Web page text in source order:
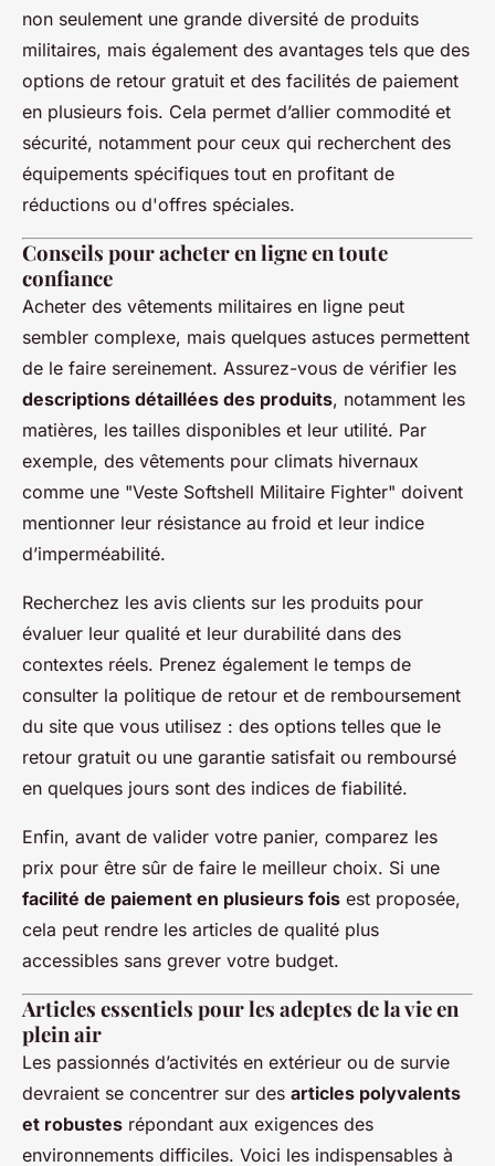
non seulement une grande diversité de produits
militaires, mais également des avantages tels que des
options de retour gratuit et des facilités de paiement
en plusieurs fois. Cela permet d’allier commodité et
sécurité, notamment pour ceux qui recherchent des
équipements spécifiques tout en profitant de
réductions ou d'offres spéciales.
Conseils pour acheter en ligne en toute
confiance
Acheter des vêtements militaires en ligne peut
sembler complexe, mais quelques astuces permettent
de le faire sereinement. Assurez-vous de vérifier les
descriptions détaillées des produits, notamment les
matières, les tailles disponibles et leur utilité. Par
exemple, des vêtements pour climats hivernaux
comme une "Veste Softshell Militaire Fighter" doivent
mentionner leur résistance au froid et leur indice
d’imperméabilité.
Recherchez les avis clients sur les produits pour
évaluer leur qualité et leur durabilité dans des
contextes réels. Prenez également le temps de
consulter la politique de retour et de remboursement
du site que vous utilisez : des options telles que le
retour gratuit ou une garantie satisfait ou remboursé
en quelques jours sont des indices de fiabilité.
Enfin, avant de valider votre panier, comparez les
prix pour être sûr de faire le meilleur choix. Si une
facilité de paiement en plusieurs fois est proposée,
cela peut rendre les articles de qualité plus
accessibles sans grever votre budget.
Articles essentiels pour les adeptes de la vie en
plein air
Les passionnés d’activités en extérieur ou de survie
devraient se concentrer sur des articles polyvalents
et robustes répondant aux exigences des
environnements difficiles. Voici les indispensables à